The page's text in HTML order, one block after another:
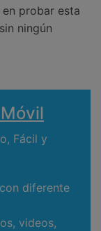
probar esta
ningún
Fácil y
diferente
videos,